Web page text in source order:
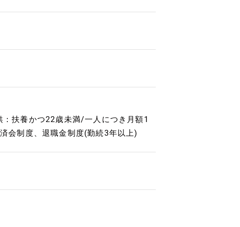
扶養かつ22歳未満/一人につき月額1
会制度、退職金制度(勤続3年以上)